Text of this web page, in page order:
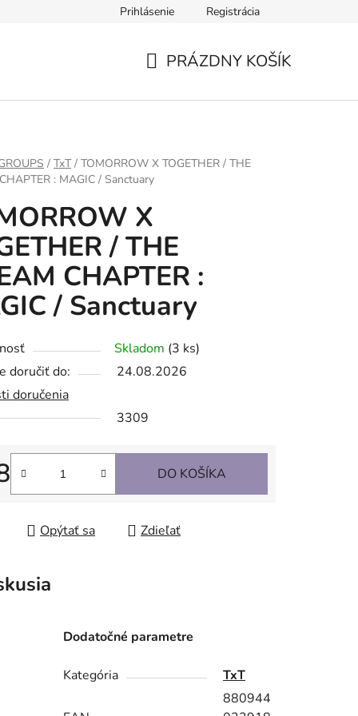
Prihlásenie Registrácia
PRÁZDNY KOŠÍK
/ TxT / TOMORROW X TOGETHER / THE
: MAGIC / Sanctuary
X
/ THE
CHAPTER :
/ Sanctuary
Skladom (3 ks)
doručiť do:
24.08.2026
doručenia
3309
cena:
DO KOŠÍKA
Opýtať sa Zdieľať
Dodatočné parametre
Kategória TxT
880944